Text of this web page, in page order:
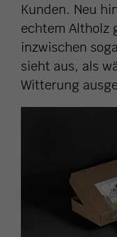
Kunden. Neu
echtem Altholz
inzwischen
sieht aus, als
Witterung